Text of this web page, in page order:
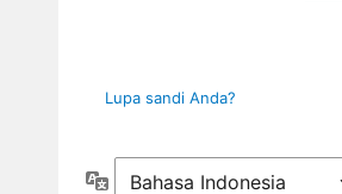
Lupa sandi Anda?
Bahasa